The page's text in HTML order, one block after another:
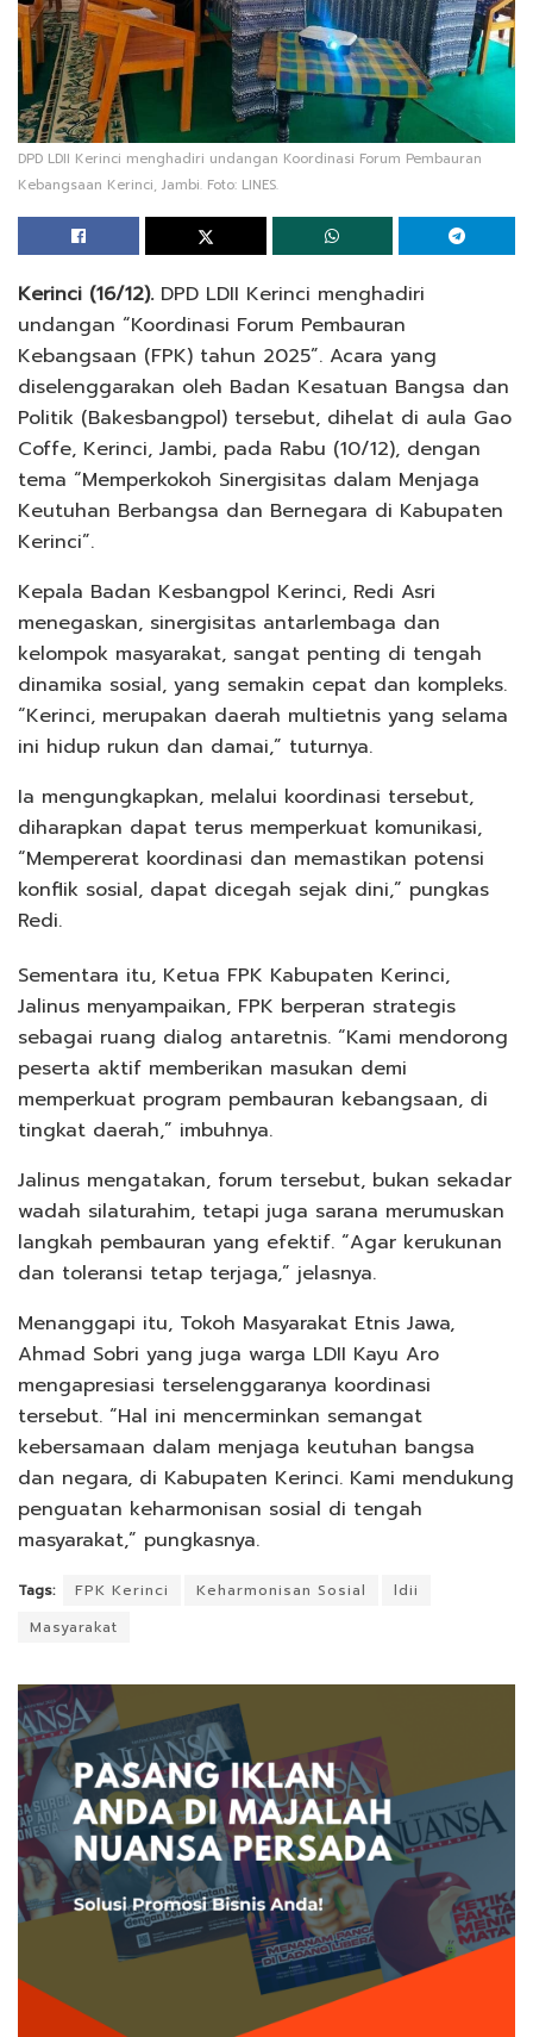
DPD LDII Kerinci menghadiri undangan Koordinasi Forum Pembauran
Kebangsaan Kerinci, Jambi. Foto: LINES.
Kerinci (16/12).DPD LDII Kerinci menghadiri
undangan “Koordinasi Forum Pembauran
Kebangsaan (FPK) tahun 2025”. Acara yang
diselenggarakan oleh Badan Kesatuan Bangsa dan
Politik (Bakesbangpol) tersebut, dihelat di aula Gao
Coffe, Kerinci, Jambi, pada Rabu (10/12), dengan
tema “Memperkokoh Sinergisitas dalam Menjaga
Keutuhan Berbangsa dan Bernegara di Kabupaten
Kerinci”.
Kepala Badan Kesbangpol Kerinci, Redi Asri
menegaskan, sinergisitas antarlembaga dan
kelompok masyarakat, sangat penting di tengah
dinamika sosial, yang semakin cepat dan kompleks.
“Kerinci, merupakan daerah multietnis yang selama
ini hidup rukun dan damai,” tuturnya.
Ia mengungkapkan, melalui koordinasi tersebut,
diharapkan dapat terus memperkuat komunikasi,
“Mempererat koordinasi dan memastikan potensi
konflik sosial, dapat dicegah sejak dini,” pungkas
Redi.
Sementara itu, Ketua FPK Kabupaten Kerinci,
Jalinus menyampaikan, FPK berperan strategis
sebagai ruang dialog antaretnis. “Kami mendorong
peserta aktif memberikan masukan demi
memperkuat program pembauran kebangsaan, di
tingkat daerah,” imbuhnya.
Jalinus mengatakan, forum tersebut, bukan sekadar
wadah silaturahim, tetapi juga sarana merumuskan
langkah pembauran yang efektif. “Agar kerukunan
dan toleransi tetap terjaga,” jelasnya.
Menanggapi itu, Tokoh Masyarakat Etnis Jawa,
Ahmad Sobri yang juga warga LDII Kayu Aro
mengapresiasi terselenggaranya koordinasi
tersebut. “Hal ini mencerminkan semangat
kebersamaan dalam menjaga keutuhan bangsa
dan negara, di Kabupaten Kerinci. Kami mendukung
penguatan keharmonisan sosial di tengah
masyarakat,” pungkasnya.
Tags: FPK Kerinci Keharmonisan Sosial
ldii
Masyarakat